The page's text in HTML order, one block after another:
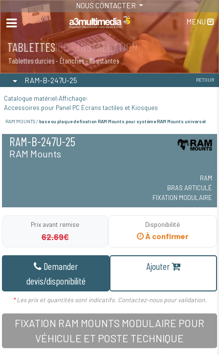
NOUS CONTACTER
MENU
MAINTENANCE - INSTALLATION
Maintenance
TABLETTES
Tablettes durcies - Étanches - Résistantes
RAM-B-247U-25 RETOUR
Catalogue matériel Affichage
Accessoires pour Panel PC Ecrans tactiles et Kiosques
RAM MOUNTS / base ou plaque de fixation RAM Mounts pour système RAM Mounts universel
RAM-B-247U-25
RAM Mounts
RAM
BRAS ARTICULÉ
FIXATION MODULAIRE
Prix avant remise
62.69€
Disponibilité
À confirmer
Demander
devis/disponibilité
Ajouter
*Les prix et quantités sont indicatifs. Contactez-nous pour validation.
FIXATION RAM MOUNTS MODULAIRE POUR
VÉHICULE ET POSTE TECHNIQUE